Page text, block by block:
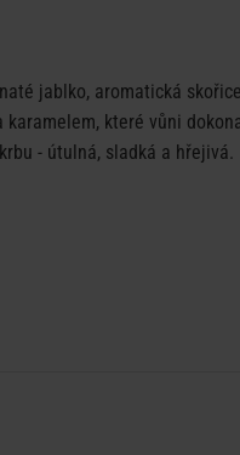
jablko, aromatická
karamelem, které vůni
- útulná, sladká a hřejivá.